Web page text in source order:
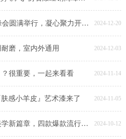
“绽放2025”艺术漆经销商峰会圆满举行，凝心聚力开新局 2024-12-20
磨，室内外通用 2024-12-03
很重要，一起来看看 2024-11-14
感小羊皮』艺术漆来了 2024-11-05
花王水漆冠晶石：新中式美学新篇章，四款爆款流行色惊艳登场 2024-10-12